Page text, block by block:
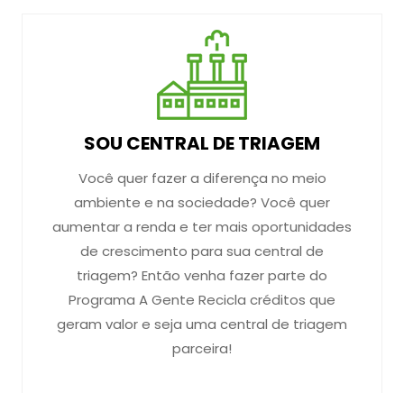
SOU CENTRAL DE TRIAGEM
Você quer fazer a diferença no meio
ambiente e na sociedade? Você quer
aumentar a renda e ter mais oportunidades
de crescimento para sua central de
triagem? Então venha fazer parte do
Programa A Gente Recicla créditos que
geram valor e seja uma central de triagem
parceira!